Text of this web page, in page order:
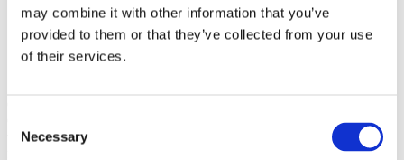
may combine it with other information that you’ve
provided to them or that they’ve collected from your use
of their services.
Selection
Necessary
ClimateControl sikrer klassens bedste ydeevne og styrer luft-,
varme- og fugtighedsniveauer. Den optimerer processerne og
forkorter endda tilberedningstiden. Resultatet er en gennemgående